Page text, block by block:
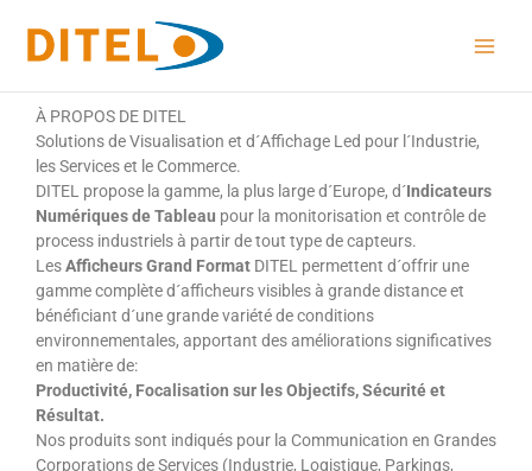
contenu
À PROPOS DE DITEL
Solutions de Visualisation et d´Affichage Led pour l´Industrie,
les Services et le Commerce.
DITEL propose la gamme, la plus large d´Europe, d´Indicateurs
Numériques de Tableau pour la monitorisation et contrôle de
process industriels à partir de tout type de capteurs.
LesAfficheurs Grand Format DITEL permettent d´offrir une
gamme complète d´afficheurs visibles à grande distance et
bénéficiant d´une grande variété de conditions
environnementales, apportant des améliorations significatives
en matière de:
Productivité, Focalisation sur les Objectifs, Sécurité et
Résultat.
Nos produits sont indiqués pour la Communication en Grandes
Corporations de Services (Industrie, Logistique, Parkings,